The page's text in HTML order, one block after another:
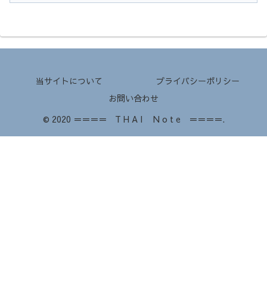
当サイトについて
プライバシーポリシー
お問い合わせ
© 2020 ＝＝＝＝ T H A I N o t e ＝＝＝＝.